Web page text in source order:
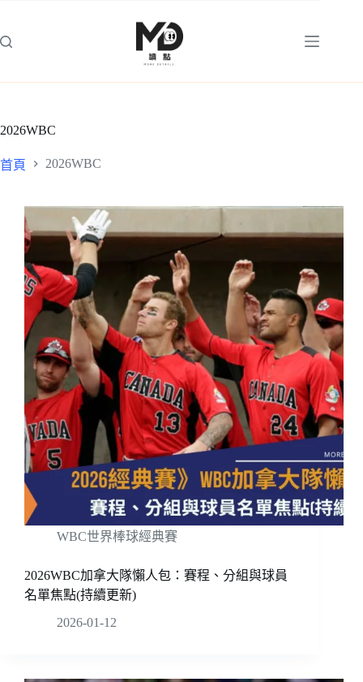
主
2026WBC
首頁 2026WBC
WBC世界棒球經典賽
2026WBC加拿大隊懶人包：賽程、分組與球員
名單焦點(持續更新)
2026-01-12